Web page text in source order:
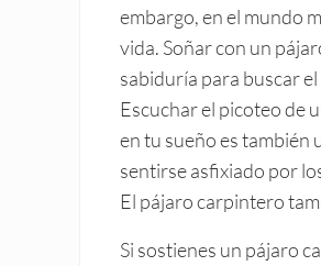
embargo, en el mundo
vida. Soñar con un
sabiduría para buscar
Escuchar el picoteo de
en tu sueño es también
sentirse asfixiado por
El pájaro carpintero
Si sostienes un pájaro